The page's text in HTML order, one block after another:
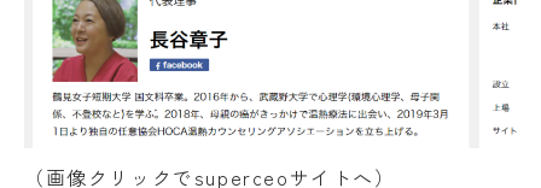
（画像クリックでsuperceoサイトへ）